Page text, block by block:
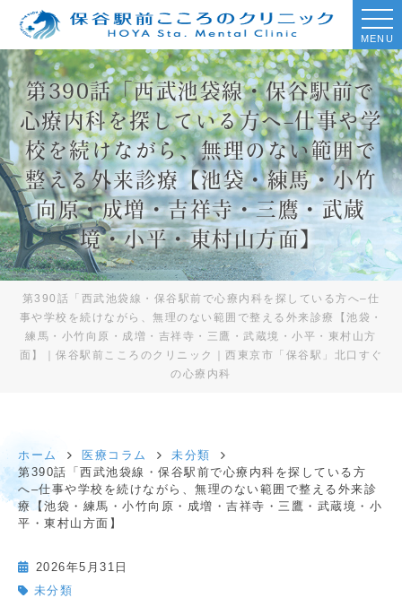
MENU
第390話「西武池袋線・保谷駅前で
心療内科を探している方へ–仕事や学
校を続けながら、無理のない範囲で
整える外来診療【池袋・練馬・小竹
向原・成増・吉祥寺・三鷹・武蔵
境・小平・東村山方面】
第390話「西武池袋線・保谷駅前で心療内科を探している方へ–仕
事や学校を続けながら、無理のない範囲で整える外来診療【池袋・
練馬・小竹向原・成増・吉祥寺・三鷹・武蔵境・小平・東村山方
面】｜保谷駅前こころのクリニック｜西東京市「保谷駅」北口すぐ
の心療内科
ホーム 医療コラム
未分類
第390話「西武池袋線・保谷駅前で心療内科を探している方
へ–仕事や学校を続けながら、無理のない範囲で整える外来診
療【池袋・練馬・小竹向原・成増・吉祥寺・三鷹・武蔵境・小
平・東村山方面】
2026年5月31日
未分類